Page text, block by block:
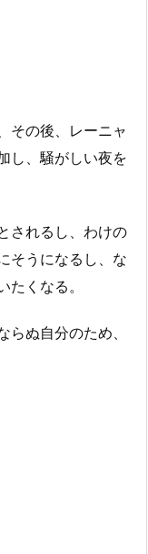
その後、レーニャ
し、騒がしい夜を
されるし、わけの
そうになるし、な
くなる。
ぬ自分のため、